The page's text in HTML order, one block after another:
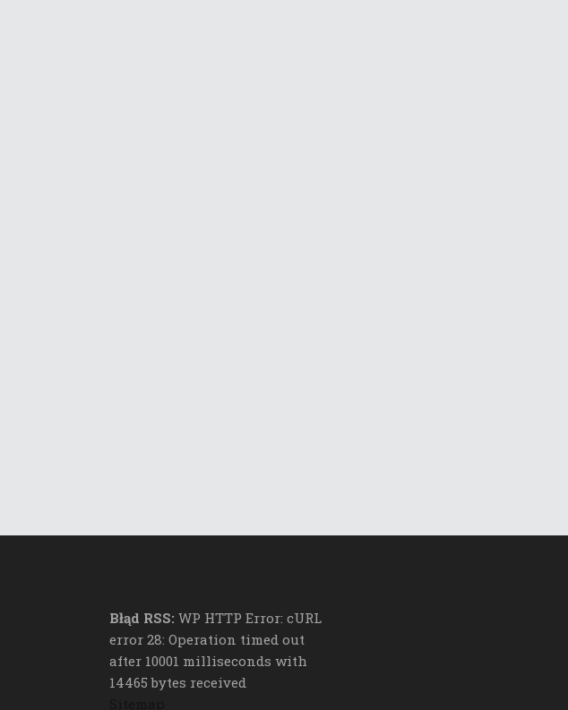
Błąd RSS: WP HTTP Error: cURL
error 28: Operation timed out
after 10001 milliseconds with
14465 bytes received